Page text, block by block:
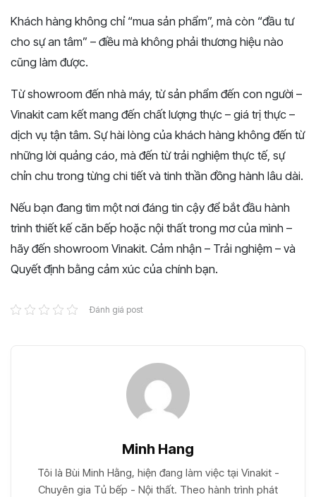
Khách hàng không chỉ “mua sản phẩm”, mà còn “đầu tư
cho sự an tâm” – điều mà không phải thương hiệu nào
cũng làm được.
Từ showroom đến nhà máy, từ sản phẩm đến con người –
Vinakit cam kết mang đến chất lượng thực – giá trị thực –
dịch vụ tận tâm. Sự hài lòng của khách hàng không đến từ
những lời quảng cáo, mà đến từ trải nghiệm thực tế, sự
chỉn chu trong từng chi tiết và tinh thần đồng hành lâu dài.
Nếu bạn đang tìm một nơi đáng tin cậy để bắt đầu hành
trình thiết kế căn bếp hoặc nội thất trong mơ của mình –
hãy đến showroom Vinakit. Cảm nhận – Trải nghiệm – và
Quyết định bằng cảm xúc của chính bạn.
Đánh giá post
Minh Hang
Tôi là Bùi Minh Hằng, hiện đang làm việc tại Vinakit -
Chuyên gia Tủ bếp - Nội thất. Theo hành trình phát